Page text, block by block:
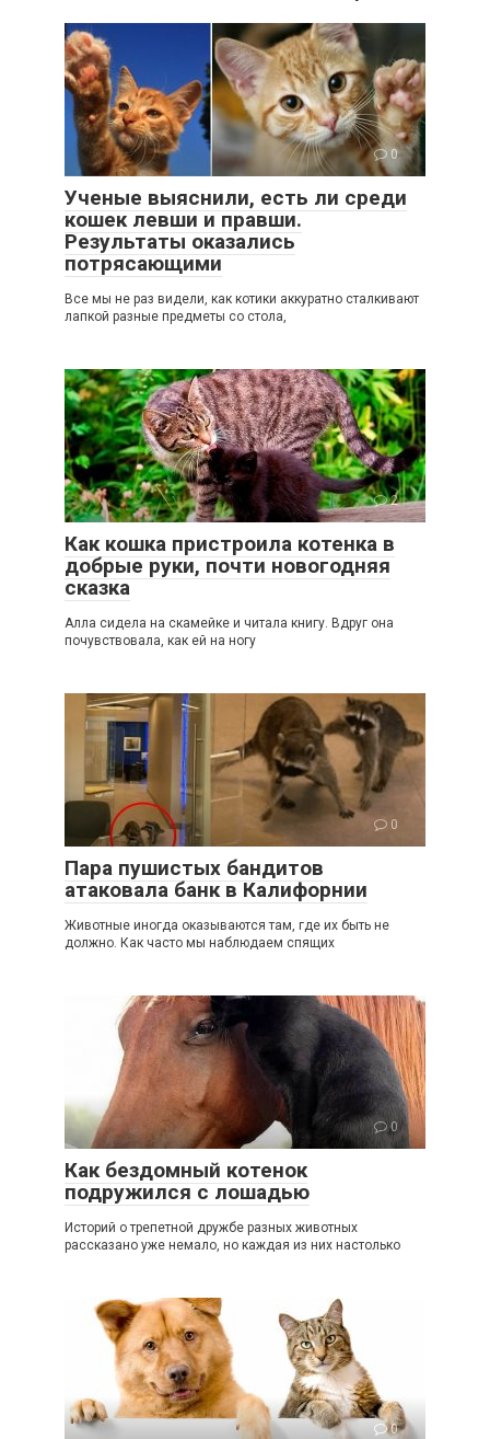
0
Ученые выяснили, есть ли среди
кошек левши и правши.
Результаты оказались
потрясающими
Все мы не раз видели, как котики аккуратно сталкивают
лапкой разные предметы со стола,
2
Как кошка пристроила котенка в
добрые руки, почти новогодняя
сказка
Алла сидела на скамейке и читала книгу. Вдруг она
почувствовала, как ей на ногу
0
Пара пушистых бандитов
атаковала банк в Калифорнии
Животные иногда оказываются там, где их быть не
должно. Как часто мы наблюдаем спящих
0
Как бездомный котенок
подружился с лошадью
Историй о трепетной дружбе разных животных
рассказано уже немало, но каждая из них настолько
0